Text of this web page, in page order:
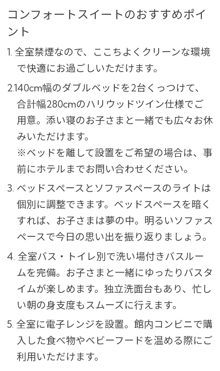
コンフォートスイートのおすすめポイ
ント
1. 全室禁煙なので、ここちよくクリーンな環境
で快適にお過ごしいただけます。
2.140cm幅のダブルベッドを2台くっつけて、
合計幅280cmのハリウッドツイン仕様でご
用意。添い寝のお子さまと一緒でも広々お休
みいただけます。
※ベッドを離して設置をご希望の場合は、事
前にホテルまでお問い合わせください。
3. ベッドスペースとソファスペースのライトは
個別に調整できます。ベッドスペースを暗く
すれば、お子さまは夢の中。明るいソファス
ペースで今日の思い出を振り返りましょう。
4. 全室バス・トイレ別で洗い場付きバスルー
ムを完備。お子さまと一緒にゆったりバスタ
イムが楽しめます。独立洗面台もあり、忙し
い朝の身支度もスムーズに行えます。
5. 全室に電子レンジを設置。館内コンビニで購
入した食べ物やベビーフードを温める際にご
利用いただけます。